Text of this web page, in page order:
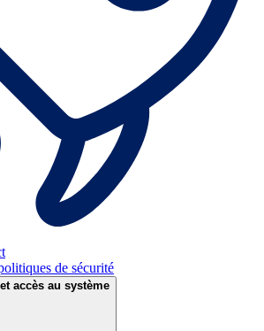
de sécurité
accès au système